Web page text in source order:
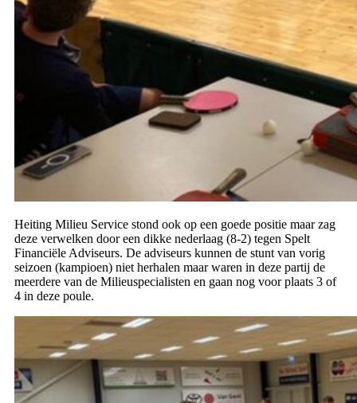
Heiting Milieu Service stond ook op een goede positie maar zag
deze verwelken door een dikke nederlaag (8-2) tegen Spelt
Financiële Adviseurs. De adviseurs kunnen de stunt van vorig
seizoen (kampioen) niet herhalen maar waren in deze partij de
meerdere van de Milieuspecialisten en gaan nog voor plaats 3 of
4 in deze poule.